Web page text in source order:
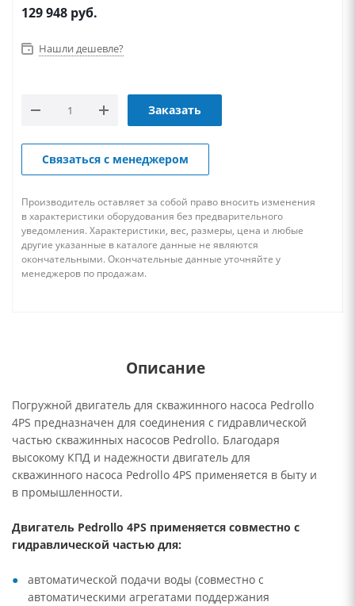
129 948 руб.
Нашли дешевле?
Заказать
Связаться с менеджером
Производитель оставляет за собой право вносить изменения
в характеристики оборудования без предварительного
уведомления. Характеристики, вес, размеры, цена и любые
другие указанные в каталоге данные не являются
окончательными. Окончательные данные уточняйте у
менеджеров по продажам.
Описание
Погружной двигатель для скважинного насоса Pedrollo
4PS предназначен для соединения с гидравлической
частью скважинных насосов Pedrollo. Благодаря
высокому КПД и надежности двигатель для
скважинного насоса Pedrollo 4PS применяется в быту и
в промышленности.
Двигатель Pedrollo 4PS применяется совместно с
гидравлической частью для:
автоматической подачи воды (совместно с
автоматическими агрегатами поддержания